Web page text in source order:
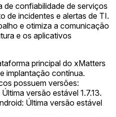
de confiabilidade de serviços
de incidentes e alertas de TI.
e otimiza a comunicação
e os aplicativos
principal do xMatters
implantação contínua.
possuem versões:
versão estável 1.7.13.
Última versão estável